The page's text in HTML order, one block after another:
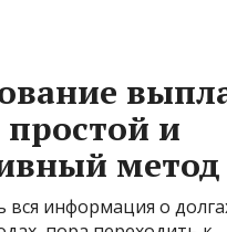
и
метод
вся информация о